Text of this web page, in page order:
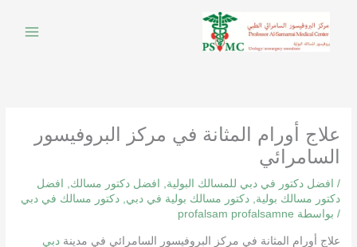
المحتوى
علاج أورام المثانة في مركز البروفيسور
السامرائي
/ افضل دكتور في دبي للمسالك البولية, افضل دكتور مسالك,
افضل
دكتور مسالك بولية,دكتور مسالك بولية في دبي,دكتور مسالك في دبي
/ بواسطة profalsam profalsamne
علاج أورام المثانة في مركز البروفيسور السامرائي في مدينةدبي